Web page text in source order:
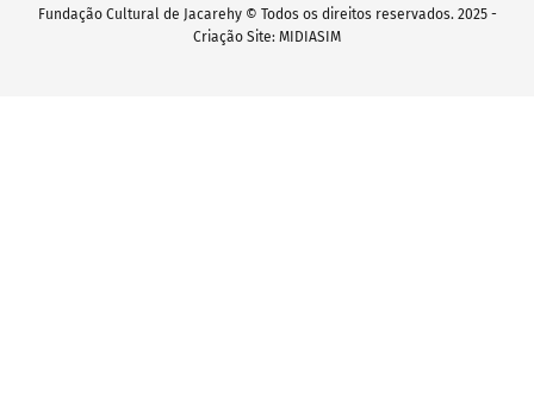
Fundação Cultural de Jacarehy © Todos os direitos reservados. 2025 -
Criação Site: MIDIASIM